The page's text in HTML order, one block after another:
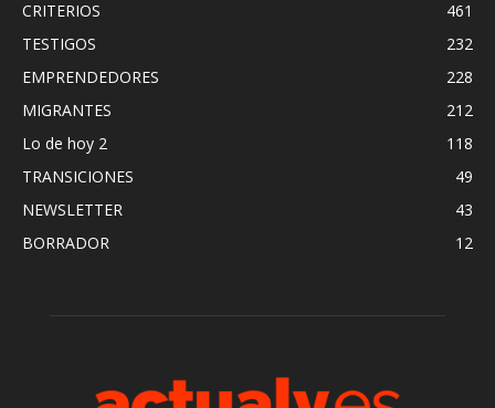
CRITERIOS
461
TESTIGOS
232
EMPRENDEDORES
228
MIGRANTES
212
Lo de hoy 2
118
TRANSICIONES
49
NEWSLETTER
43
BORRADOR
12